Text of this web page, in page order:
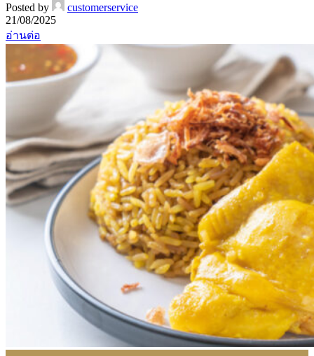
Posted by
customerservice
21/08/2025
อ่านต่อ